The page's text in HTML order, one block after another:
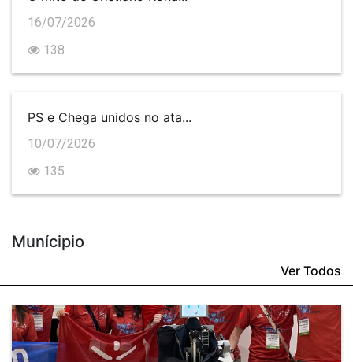
16/07/2026
138
PS e Chega unidos no ata...
10/07/2026
135
Munícipio
Ver Todos